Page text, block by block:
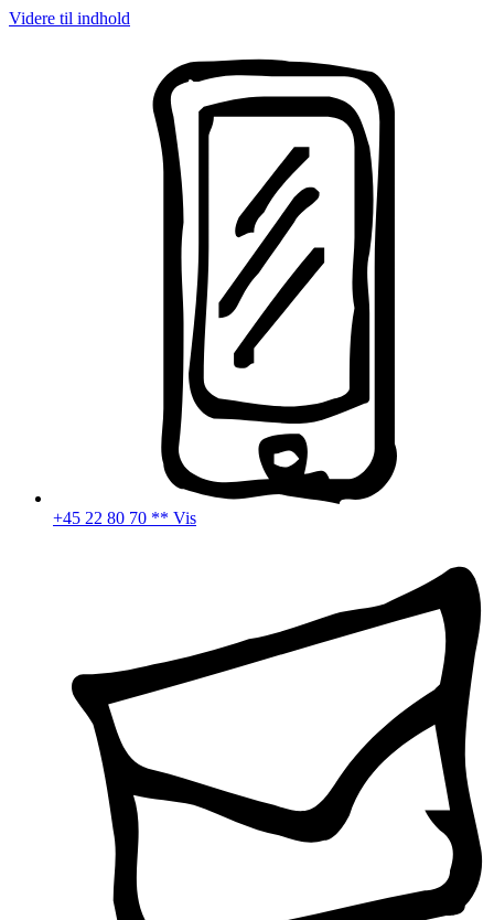
Videre til indhold
+45 22 80 70 ** Vis